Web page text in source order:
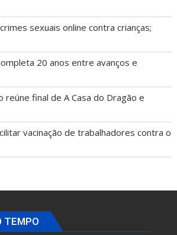
sexuais online contra crianças;
20 anos entre avanços e
reúne final de A Casa do Dragão e
vacinação de trabalhadores contra o
TEMPO